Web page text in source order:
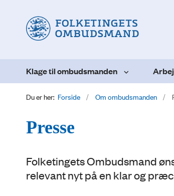
Klage til ombudsmanden
Du er her: Forside Om ombudsmanden
Presse
Folketingets Ombudsmand
relevant nyt på en klar og